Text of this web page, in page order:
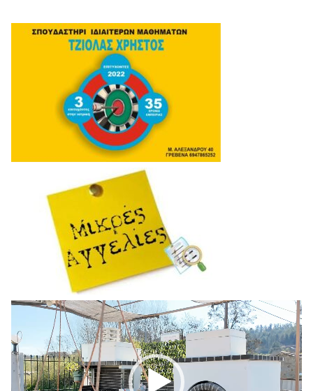
Πρόγραμμα
Αναπαραγωγής
Βίντεο